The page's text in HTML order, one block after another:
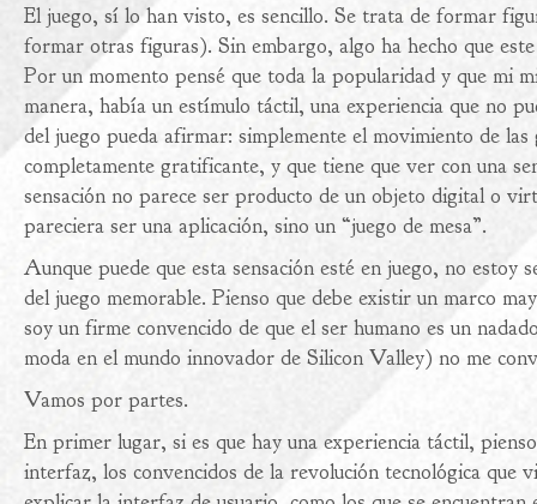
El juego, sí lo han visto, es sencillo. Se trata de formar
formar otras figuras). Sin embargo, algo ha hecho que
Por un momento pensé que toda la popularidad y que mi
manera, había un estímulo táctil, una experiencia que no
del juego pueda afirmar: simplemente el movimiento de
completamente gratificante, y que tiene que ver con una
sensación no parece ser producto de un objeto digital o
pareciera ser una aplicación, sino un “juego de mesa”.
Aunque puede que esta sensación esté en juego, no
del juego memorable. Pienso que debe existir un marco
soy un firme convencido de que el ser humano es un
moda en el mundo innovador de Silicon Valley) no me
Vamos por partes.
En primer lugar, si es que hay una experiencia táctil,
interfaz, los convencidos de la revolución tecnológica que